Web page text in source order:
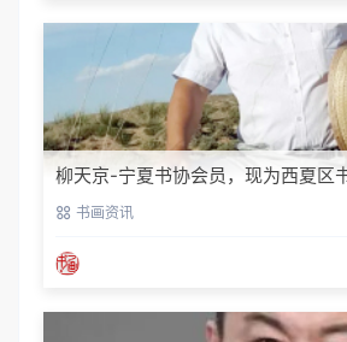
柳天京-宁夏书协会员，现为西夏区
书画资讯